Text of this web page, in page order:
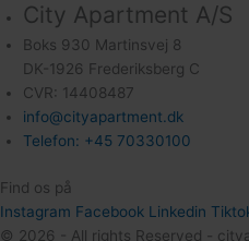
City Apartment A/S
Boks 930 Martinsvej 8
DK-1926 Frederiksberg C
CVR: 14408487
info@cityapartment.dk
Telefon: +45 70330100
Find os på
Instagram Facebook Linkedin
© 2026 - All rights Reserved -